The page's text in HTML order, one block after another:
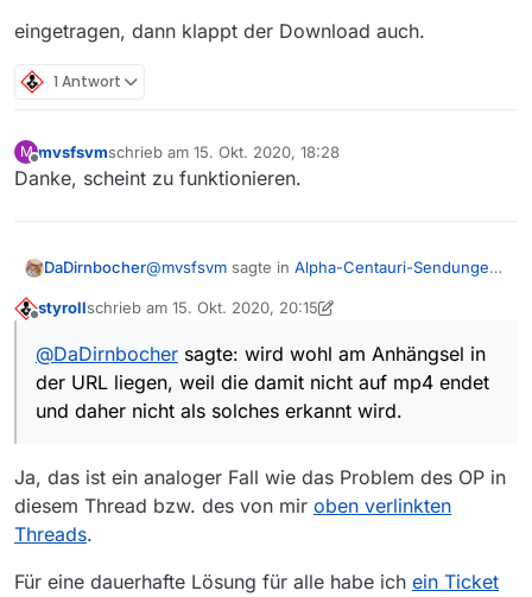
eingetragen, dann klappt der Download auch.
1 Antwort
M
Offline
mvsfsvmschrieb am 15. Okt. 2020, 18:28
zuletzt editiert von
Danke, scheint zu funktionieren.
DaDirnbocher@mvsfsvm sagte in Alpha-Centauri-Sendungen
wo fälschlicherweise VLC zum Download
benutzt wird und der Download dann
fehlschlägt. Der Aufruf der Film-URL im
Browser oder in VLC klappt aber.
wird wohl am Anhängsel in der URL liegen, weil
die damit nicht auf mp4 endet und daher nicht
als solches erkannt wird.
Hab mal spasseshalber im Speichernset im
styrollschrieb am 15. Okt. 2020, 20:15
zuletzt editiert von styroll
@DaDirnbocher sagte: wird wohl am Anhängsel in
der URL liegen, weil die damit nicht auf mp4 endet
und daher nicht als solches erkannt wird.
Ja, das ist ein analoger Fall wie das Problem des OP in
diesem Thread bzw. des von mir oben verlinkten
Threads.
Für eine dauerhafte Lösung für alle habe ich ein Ticket